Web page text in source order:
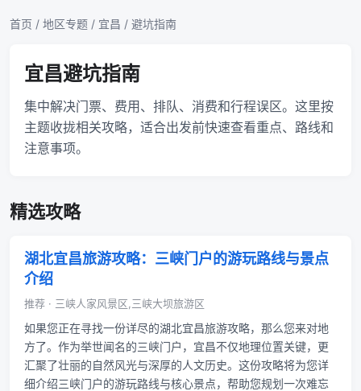
首页 / 地区专题 / 宜昌 / 避坑指南
宜昌避坑指南
集中解决门票、费用、排队、消费和行程误区。这里按
主题收拢相关攻略，适合出发前快速查看重点、路线和
注意事项。
精选攻略
湖北宜昌旅游攻略：三峡门户的游玩路线与景点
介绍
推荐 · 三峡人家风景区,三峡大坝旅游区
如果您正在寻找一份详尽的湖北宜昌旅游攻略，那么您来对地
方了。作为举世闻名的三峡门户，宜昌不仅地理位置关键，更
汇聚了壮丽的自然风光与深厚的人文历史。这份攻略将为您详
细介绍三峡门户的游玩路线与核心景点，帮助您规划一次难忘